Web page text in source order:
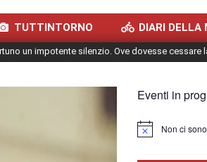
TUTTINTORNO DIARI DELLA
un impotente silenzio. Ove dovesse cessare
Eventi in
Notice Non ci